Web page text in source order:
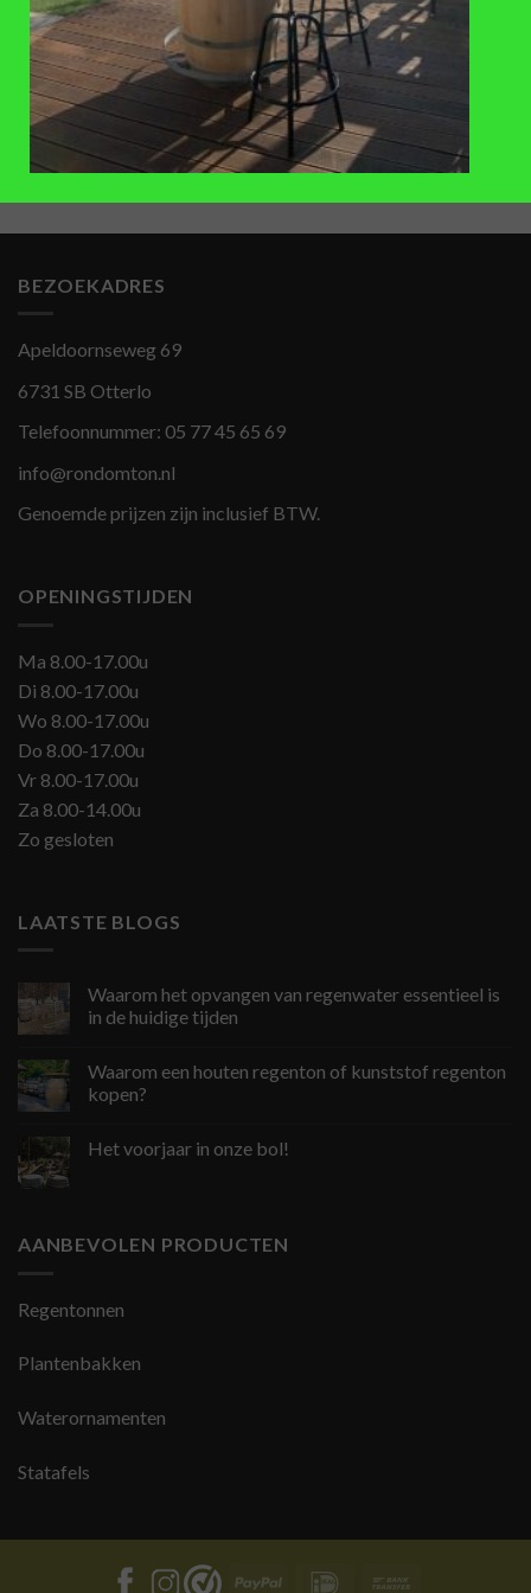
Cadeaubon Rondomton 100
100,-
CADEAUBONNEN
Cadeaubon Rondomton 200
€200,-
BEZOEKADRES
Apeldoornseweg 69
6731 SB Otterlo
Telefoonnummer: 05 77 45 65 69
info@rondomton.nl
Genoemde prijzen zijn inclusief BTW.
OPENINGSTIJDEN
Ma 8.00-17.00u
Di 8.00-17.00u
Wo 8.00-17.00u
Do 8.00-17.00u
Vr 8.00-17.00u
Za 8.00-14.00u
Zo gesloten
LAATSTE BLOGS
Waarom het opvangen van regenwater essentieel is
in de huidige tijden
Waarom een houten regenton of kunststof regenton
kopen?
Het voorjaar in onze bol!
AANBEVOLEN PRODUCTEN
Regentonnen
Plantenbakken
Waterornamenten
Statafels
PayPal IDeal